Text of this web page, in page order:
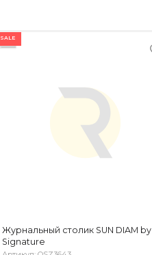
SALE
Журнальный столик SUN DIAM by
Signature